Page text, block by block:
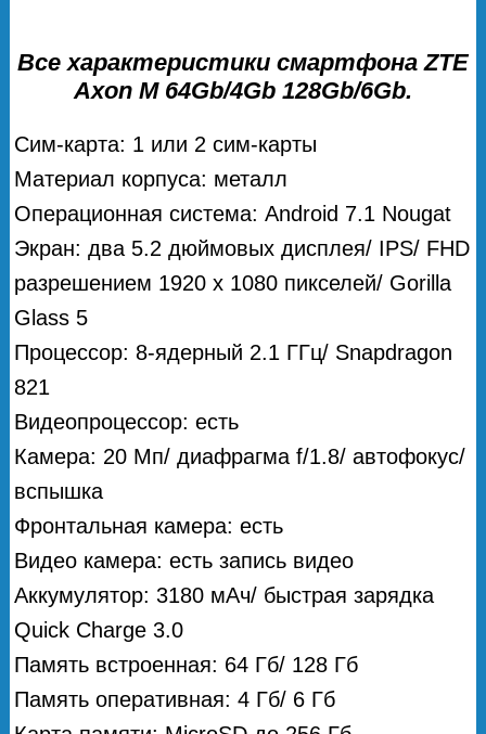
Все характеристики смартфона ZTE
Axon M 64Gb/4Gb 128Gb/6Gb.
Сим-карта: 1 или 2 сим-карты
Материал корпуса: металл
Операционная система: Android 7.1 Nougat
Экран: два 5.2 дюймовых дисплея/ IPS/ FHD
разрешением 1920 x 1080 пикселей/ Gorilla
Glass 5
Процессор: 8-ядерный 2.1 ГГц/ Snapdragon
821
Видеопроцессор: есть
Камера: 20 Мп/ диафрагма f/1.8/ автофокус/
вспышка
Фронтальная камера: есть
Видео камера: есть запись видео
Аккумулятор: 3180 мАч/ быстрая зарядка
Quick Charge 3.0
Память встроенная: 64 Гб/ 128 Гб
Память оперативная: 4 Гб/ 6 Гб